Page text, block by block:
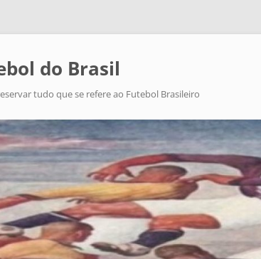
do Brasil
tudo que se refere ao Futebol Brasileiro